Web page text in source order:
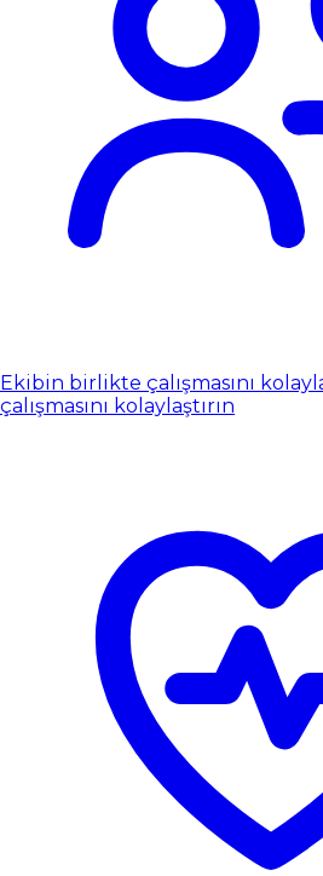
Ekibin birlikte çalışmasını
çalışmasını kolaylaştırın